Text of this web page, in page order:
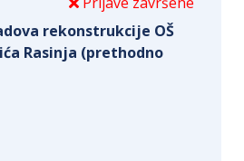
rekonstrukcije OŠ
Rasinja (prethodno